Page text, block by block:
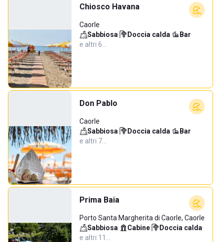
Chiosco Havana
Caorle
Sabbiosa· Doccia calda· Bar·
e altri 6…
Don Pablo
Caorle
Sabbiosa· Doccia calda· Bar·
e altri 7…
Prima Baia
Porto Santa Margherita di Caorle, Caorle
Sabbiosa· Cabine· Doccia calda·
e altri 11…